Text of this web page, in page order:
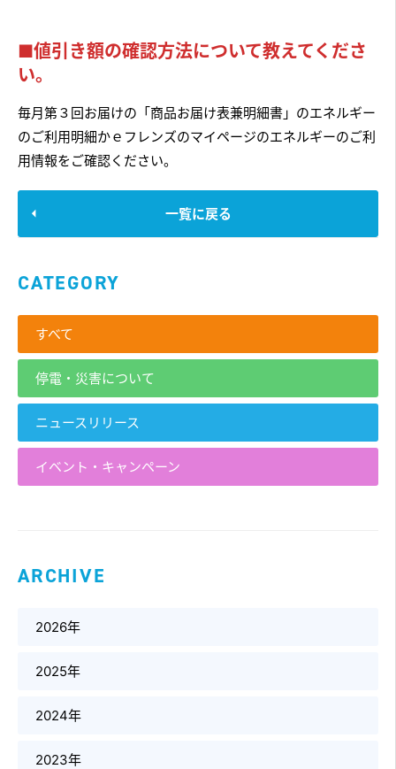
■値引き額の確認方法について教えてくださ
い。
毎月第３回お届けの「商品お届け表兼明細書」のエネルギー
のご利用明細かｅフレンズのマイページのエネルギーのご利
用情報をご確認ください。
一覧に戻る
CATEGORY
すべて
停電・災害について
ニュースリリース
イベント・キャンペーン
ARCHIVE
2026年
2025年
2024年
2023年